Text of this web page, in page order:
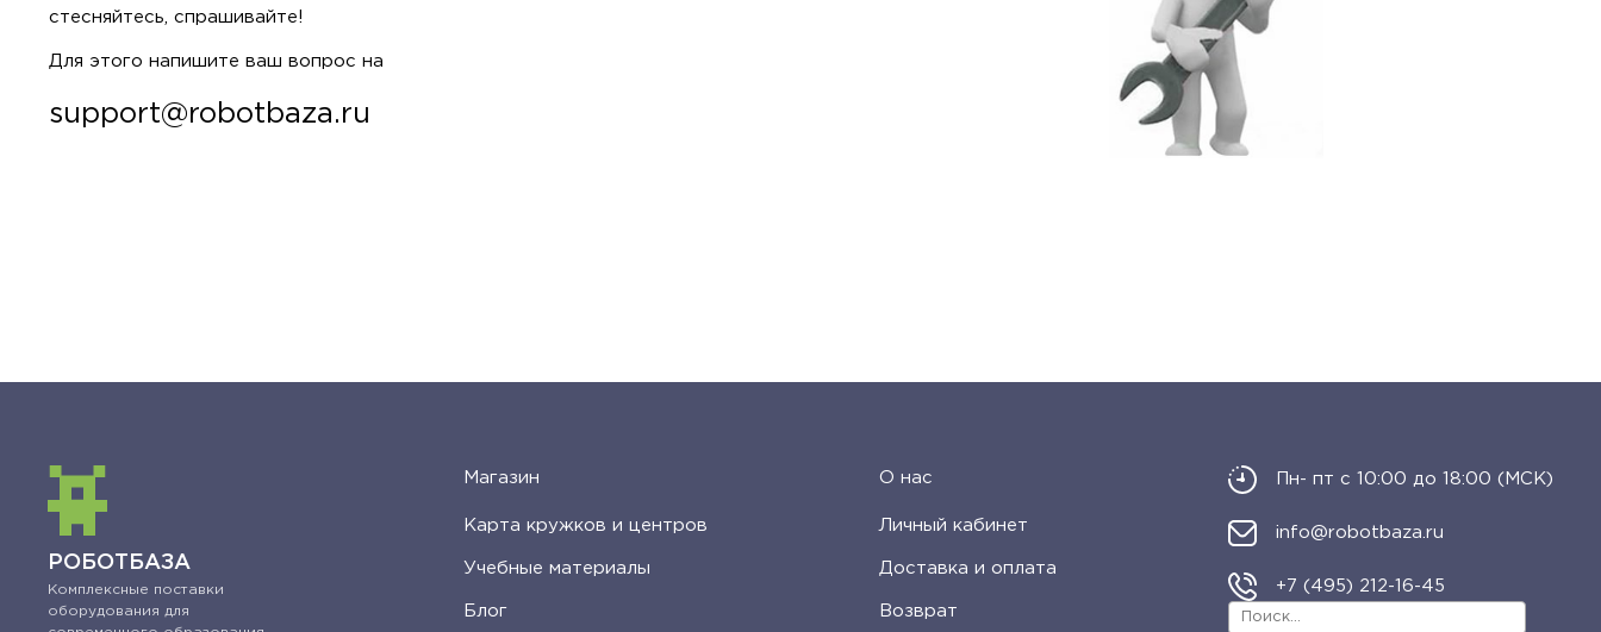
стесняйтесь, спрашивайте!
Для этого напишите ваш вопрос на
support@robotbaza.ru
РОБОТБАЗА
Комплексные поставки
оборудования для
Магазин
Карта кружков и центров
Учебные материалы
Блог
О нас
Личный кабинет
Доставка и оплата
Возврат
Пн- пт с 10:00 до 18:00 (МСК)
info@robotbaza.ru
+7 (495) 212-16-45